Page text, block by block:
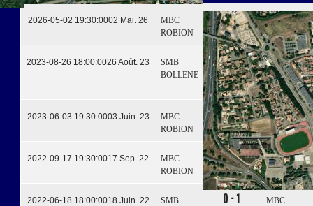
2026-05-02 19:30:0002 Mai. 26
MBC
ROBION
4 - 0
SMB
BOLLENE
2023-08-26 18:00:0026 Août. 23
SMB
BOLLENE
2 - 10
MBC
ROBION
2023-06-03 19:30:0003 Juin. 23
MBC
ROBION
5 - 1
SMB
BOLLENE
2022-09-17 19:30:0017 Sep. 22
MBC
ROBION
4 - 4
SMB
BOLLENE
2022-06-18 18:00:0018 Juin. 22
SMB
0 - 1
MBC